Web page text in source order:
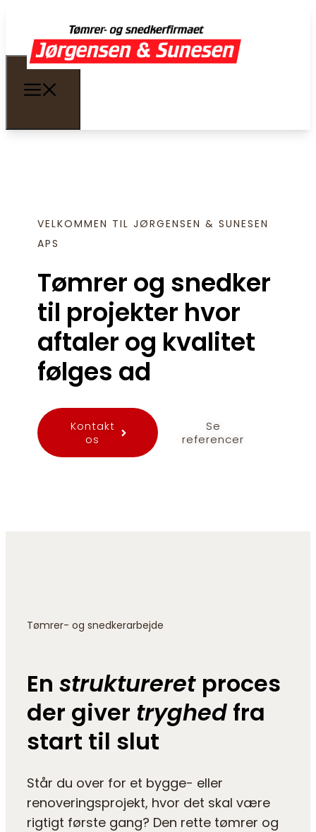
VELKOMMEN TIL JØRGENSEN & SUNESEN
APS
Tømrer og snedker
til projekter hvor
aftaler og kvalitet
følges ad
Kontakt
os
Se
referencer
Tømrer- og snedkerarbejde
En struktureret proces
der giver tryghed fra
start til slut
Står du over for et bygge- eller
renoveringsprojekt, hvor det skal være
rigtigt første gang? Den rette tømrer og